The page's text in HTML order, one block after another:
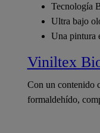
Tecnología
Ultra bajo
Una pintura
Viniltex
Con un contenido
formaldehído,